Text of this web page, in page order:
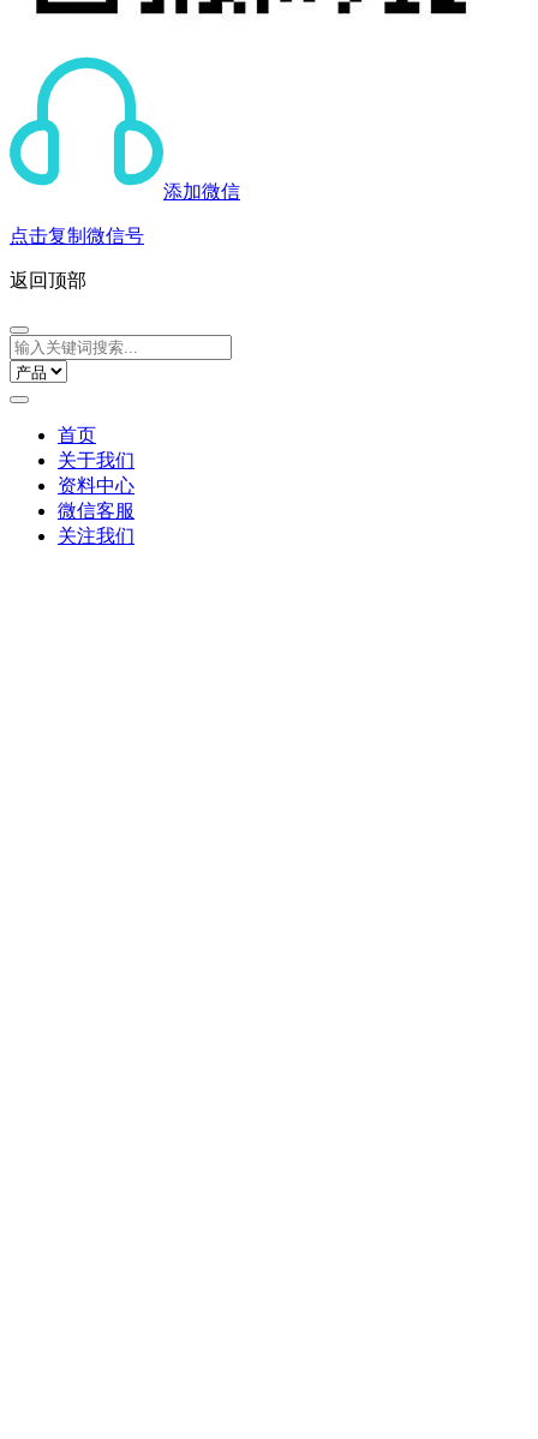
添加微信
点击复制微信号
返回顶部
首页
关于我们
资料中心
微信客服
关注我们